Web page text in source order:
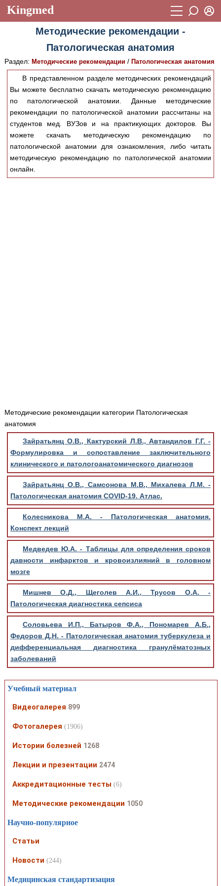
Kingmed
Учебный материал
Видеогалерея 899
Фотогалерея
Истории болезней 1268
Лекции и презентации 2474
Аккредитационные тесты
Методические рекомендации 1050
Научно-популярное
Пароль
Восстановить пароль
Регистрация
Вход
Методические рекомендации -
Патологическая анатомия
Раздел: Методические рекомендации/ Патологическая анатомия
В представленном разделе методических рекомендаций
Вы можете бесплатно скачать методическую рекомендацию
по патологической анатомии. Данные методические
рекомендации по патологической анатомии рассчитаны на
студентов мед. ВУЗов и на практикующих докторов. Вы
можете скачать методическую рекомендацию по
патологической анатомии для ознакомления, либо читать
методическую рекомендацию по патологической анатомии
онлайн.
Методические рекомендации категории Патологическая
анатомия
Зайратьянц О.В., Кактурский Л.В., Автандилов Г.Г. -
Формулировка и сопоставление заключительного
клинического и патологоанатомического диагнозов
Зайратьянц О.В., Самсонова М.В., Михалева Л.М. -
Патологическая анатомия COVID-19. Атлас.
Колесникова М.А. - Патологическая анатомия.
Конспект лекций
Медведев Ю.А. - Таблицы для определения сроков
давности инфарктов и кровоизлияний в головном
мозге
Мишнев О.Д., Щеголев А.И., Трусов О.А. -
Патологическая диагностика сепсиса
Соловьева И.П., Батыров Ф.А., Пономарев А.Б.,
Федоров Д.Н. - Патологическая анатомия туберкулеза и
дифференциальная диагностика гранулёматозных
заболеваний
Учебный материал
Видеогалерея 899
Фотогалерея (1906)
Истории болезней 1268
Лекции и презентации 2474
Аккредитационные тесты (6)
Методические рекомендации 1050
Научно-популярное
Статьи
Новости (244)
Медицинская стандартизация